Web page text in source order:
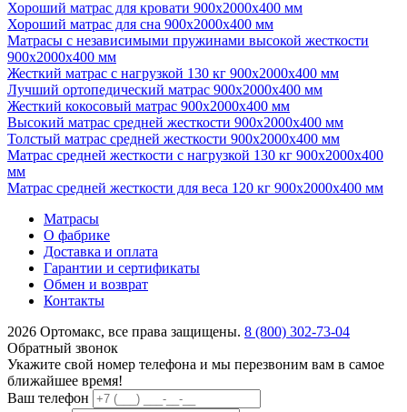
Хороший матрас для кровати 900х2000х400 мм
Хороший матрас для сна 900х2000х400 мм
Матрасы с независимыми пружинами высокой жесткости
900х2000х400 мм
Жесткий матрас с нагрузкой 130 кг 900х2000х400 мм
Лучший ортопедический матрас 900х2000х400 мм
Жесткий кокосовый матрас 900х2000х400 мм
Высокий матрас средней жесткости 900х2000х400 мм
Толстый матрас средней жесткости 900х2000х400 мм
Матрас средней жесткости с нагрузкой 130 кг 900х2000х400
мм
Матрас средней жесткости для веса 120 кг 900х2000х400 мм
Матрасы
О фабрике
Доставка и оплата
Гарантии и сертификаты
Обмен и возврат
Контакты
2026 Ортомакс, все права защищены. 8 (800) 302-73-04
Обратный звонок
Укажите свой номер телефона и мы перезвоним вам в самое
ближайшее время!
Ваш телефон